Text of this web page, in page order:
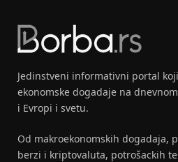
Jedinstveni informativni portal
ekonomske dogadaje na
i Evropi i svetu.
Od makroekonomskih dogadaja,
berzi i kriptovaluta, potrošackih